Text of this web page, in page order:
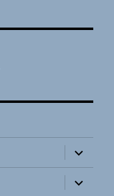
öffnen
öffnen